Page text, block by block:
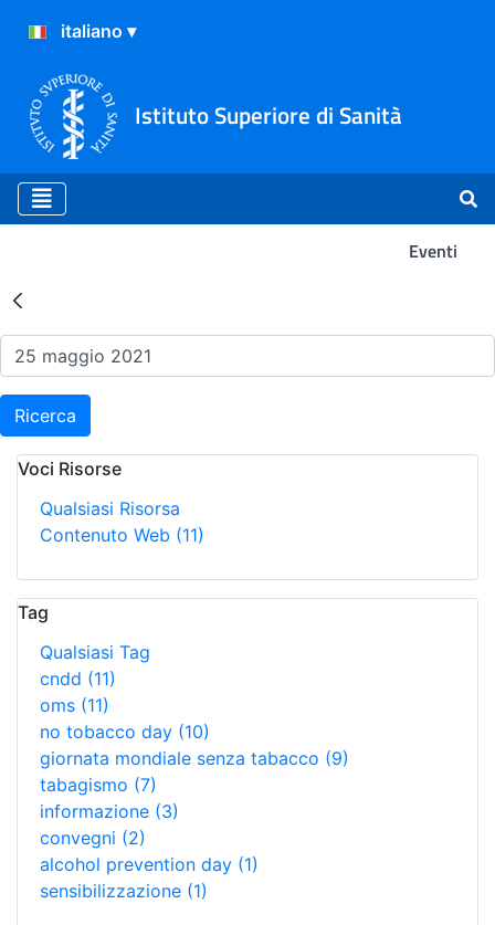
Istituto Superiore di Sanità
Eventi
Risultati della Ricerca -
Ricerca
Voci Risorse
Qualsiasi Risorsa
Contenuto Web (11)
Tag
Qualsiasi Tag
cndd (11)
oms (11)
no tobacco day (10)
giornata mondiale senza tabacco (9)
tabagismo (7)
informazione (3)
convegni (2)
alcohol prevention day (1)
sensibilizzazione (1)